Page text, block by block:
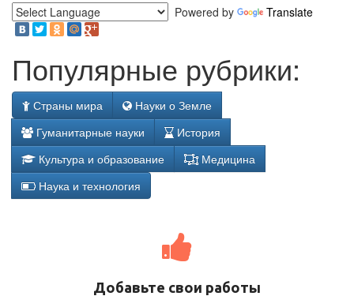
Powered by Translate
Популярные рубрики:
Страны мира
Науки о Земле
Гуманитарные науки
История
Культура и образование
Медицина
Наука и технология
Добавьте свои работы